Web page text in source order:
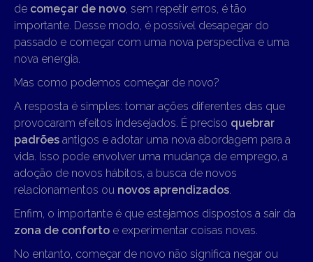
de começar de novo, sem repetir erros, é tão
importante. Desse modo, é possível desapegar do
passado e começar com uma nova perspectiva e uma
nova energia.
Mas como podemos começar de novo?
A resposta é simples: tomar ações diferentes das que
provocaram efeitos indesejados. É preciso quebrar
padrões antigos e adotar uma nova abordagem para a
vida. Isso pode envolver uma mudança de emprego, a
adoção de novos hábitos, a busca de novos
relacionamentos ou novos aprendizados.
Enfim, o importante é que estejamos dispostos a sair da
zona de conforto e experimentar coisas novas.
No entanto, começar de novo não significa negar ou